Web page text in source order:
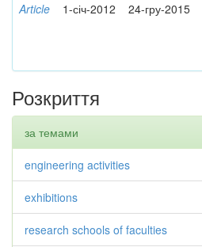
Article 1-січ-2012 24-гру-2015
Розкриття
за темами
engineering activities
exhibitions
research schools of faculties